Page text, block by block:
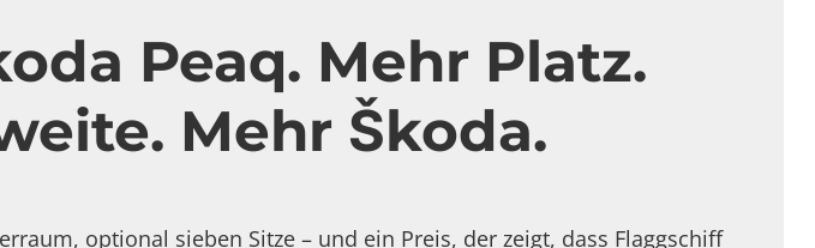
Peaq. Mehr Platz.
Mehr Škoda.
optional sieben Sitze – und ein Preis, der zeigt, dass Flaggschiff